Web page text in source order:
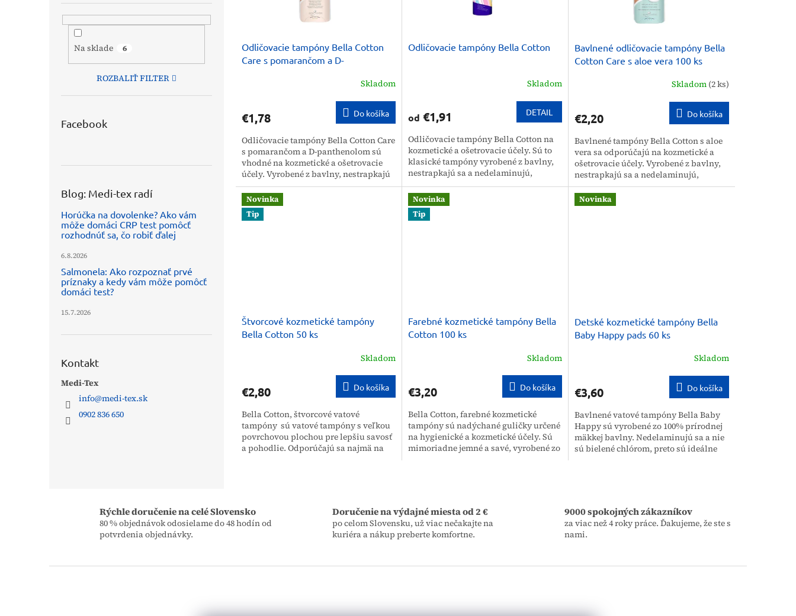
Na sklade 6
ROZBALIŤ FILTER
Facebook
Blog: Medi-tex radí
Horúčka na dovolenke? Ako vám
môže domáci CRP test pomôcť
rozhodnúť sa, čo robiť ďalej
6.8.2026
Salmonela: Ako rozpoznať prvé
príznaky a kedy vám môže pomôcť
domáci test?
15.7.2026
Kontakt
Medi-Tex
info@medi-tex.sk
0902 836 650
Odličovacie tampóny Bella Cotton
Care s pomarančom a D-
Skladom
€1,78 Do košíka
Odličovacie tampóny Bella Cotton Care
s pomarančom a D-panthenolom sú
vhodné na kozmetické a ošetrovacie
účely. Vyrobené z bavlny, nestrapkajú
sa a nedelaminujú, nezanechávajú...
Odličovacie tampóny Bella Cotton
Skladom
od €1,91 DETAIL
Odličovacie tampóny Bella Cotton na
kozmetické a ošetrovacie účely. Sú to
klasické tampóny vyrobené z bavlny,
nestrapkajú sa a nedelaminujú,
nezanechávajú na pokožke drobné...
Bavlnené odličovacie tampóny Bella
Cotton Care s aloe vera 100 ks
Skladom (2 ks)
€2,20 Do košíka
Bavlnené tampóny Bella Cotton s aloe
vera sa odporúčajú na kozmetické a
ošetrovacie účely. Vyrobené z bavlny,
nestrapkajú sa a nedelaminujú,
nezanechávajú drobné vlákna na...
Novinka
Tip
Štvorcové kozmetické tampóny
Bella Cotton 50 ks
Skladom
€2,80 Do košíka
Bella Cotton, štvorcové vatové
tampóny sú vatové tampóny s veľkou
povrchovou plochou pre lepšiu savosť
a pohodlie. Odporúčajú sa najmä na
Novinka
Tip
Farebné kozmetické tampóny Bella
Cotton 100 ks
Skladom
€3,20 Do košíka
Bella Cotton, farebné kozmetické
tampóny sú nadýchané guličky určené
na hygienické a kozmetické účely. Sú
mimoriadne jemné a savé, vyrobené zo
Novinka
Detské kozmetické tampóny Bella
Baby Happy pads 60 ks
Skladom
€3,60 Do košíka
Bavlnené vatové tampóny Bella Baby
Happy sú vyrobené zo 100% prírodnej
mäkkej bavlny. Nedelaminujú sa a nie
sú bielené chlórom, preto sú ideálne
á
d
e
k
Rýchle doručenie na celé Slovensko
80 % objednávok odosielame do 48 hodín od
potvrdenia objednávky.
Doručenie na výdajné miesta od 2 €
po celom Slovensku, už viac nečakajte na
kuriéra a nákup preberte komfortne.
9000 spokojných zákazníkov
za viac než 4 roky práce. Ďakujeme, že ste s
nami.